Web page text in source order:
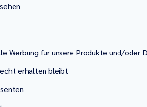
Werbung für unsere Produkte und/oder
erhalten bleibt